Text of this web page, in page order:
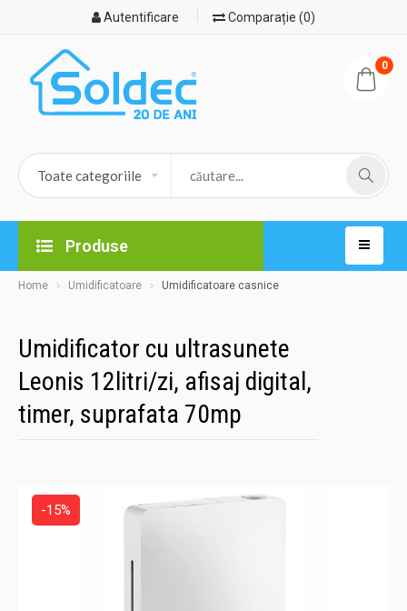
Autentificare Comparație (0)
0
Produse
Home Umidificatoare Umidificatoare casnice
Umidificator cu ultrasunete
Leonis 12litri/zi, afisaj digital,
timer, suprafata 70mp
-15%